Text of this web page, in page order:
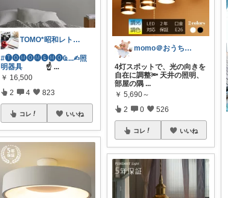
TOMO*昭和レトロ 📷🍎
#🅣🅞︎🅜🅞︎🅜🅔︎🅜🅞︎︎︎︎Ҩ...✍︎照
明器具 ☝ ...
￥ 16,500
2 4 823
コレ いいね
momo＠おうち大好き💛
4灯スポットで、光の向きを
自在に調整🔦 天井の照明、
部屋の隅 ...
￥ 5,690～
2 0 526
コレ いいね